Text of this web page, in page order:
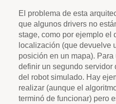
El problema de esta
que algunos drivers no
stage, como por ejemplo el
localización (que devuelve
posición en un mapa).
definir un segundo servidor
del robot simulado. Hay
realizar (aunque el
terminó de funcionar) pero